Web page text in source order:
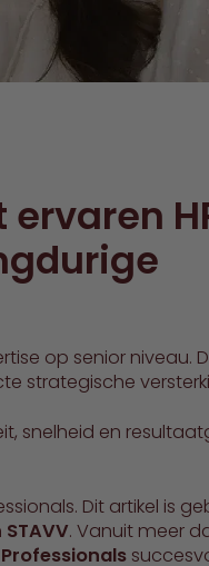
ervaren
op senior niveau.
strategische
snelheid en
Dit artikel is
STAVV. Vanuit meer
Professionals